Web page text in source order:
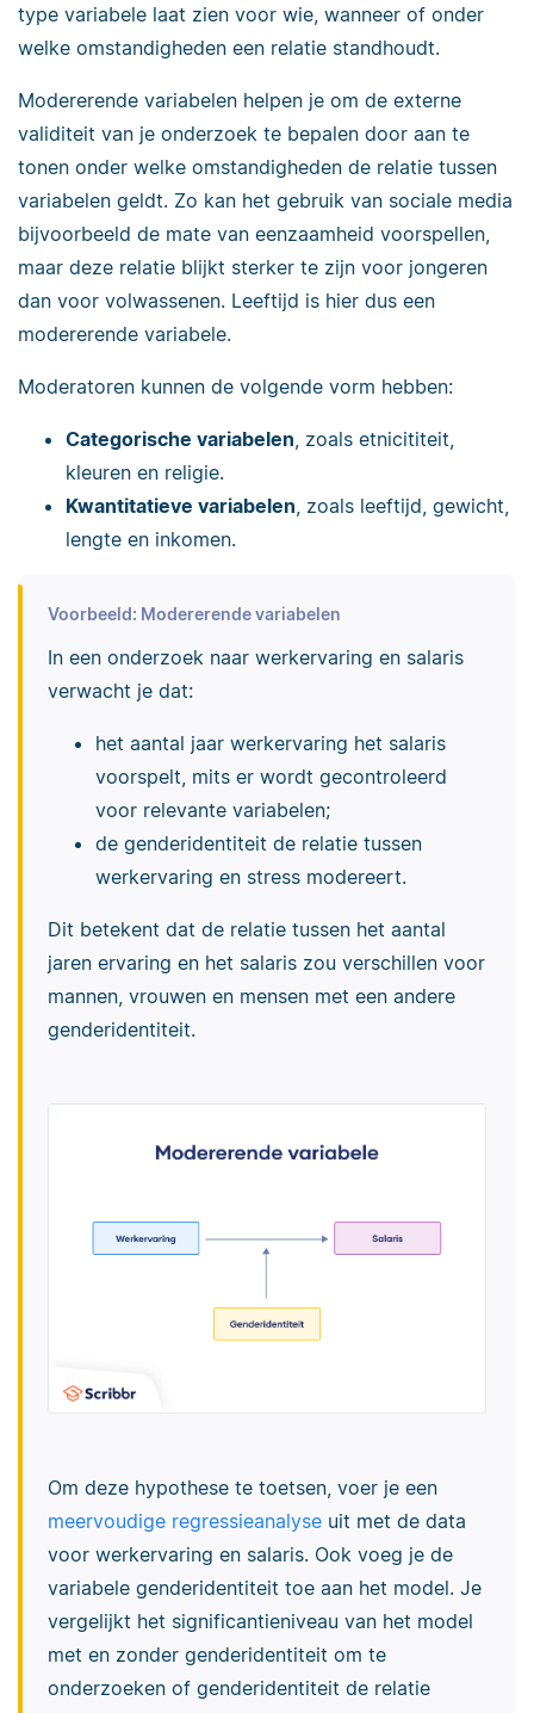
type variabele laat zien voor wie, wanneer of onder
welke omstandigheden een relatie standhoudt.
Modererende variabelen helpen je om de externe
validiteit van je onderzoek te bepalen door aan te
tonen onder welke omstandigheden de relatie tussen
variabelen geldt. Zo kan het gebruik van sociale media
bijvoorbeeld de mate van eenzaamheid voorspellen,
maar deze relatie blijkt sterker te zijn voor jongeren
dan voor volwassenen. Leeftijd is hier dus een
modererende variabele.
Moderatoren kunnen de volgende vorm hebben:
Categorische variabelen , zoals etnicititeit,
kleuren en religie.
Kwantitatieve variabelen , zoals leeftijd, gewicht,
lengte en inkomen.
Voorbeeld: Modererende variabelen
In een onderzoek naar werkervaring en salaris
verwacht je dat:
het aantal jaar werkervaring het salaris
voorspelt, mits er wordt gecontroleerd
voor relevante variabelen;
de genderidentiteit de relatie tussen
werkervaring en stress modereert.
Dit betekent dat de relatie tussen het aantal
jaren ervaring en het salaris zou verschillen voor
mannen, vrouwen en mensen met een andere
genderidentiteit.
Om deze hypothese te toetsen, voer je een
meervoudige regressieanalyseuit met de data
voor werkervaring en salaris. Ook voeg je de
variabele genderidentiteit toe aan het model. Je
vergelijkt het significantieniveau van het model
met en zonder genderidentiteit om te
onderzoeken of genderidentiteit de relatie